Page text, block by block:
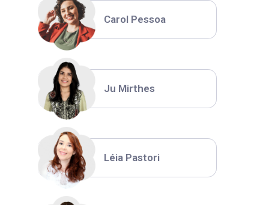
Carol Pessoa
Ju Mirthes
Léia Pastori